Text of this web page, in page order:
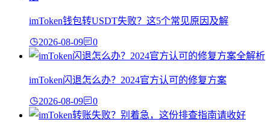
imToken钱包转USDT失败？这5个常见原因及解
2026-08-09 0
imToken闪退怎么办？2024官方认可的修复方案
2026-08-09 0